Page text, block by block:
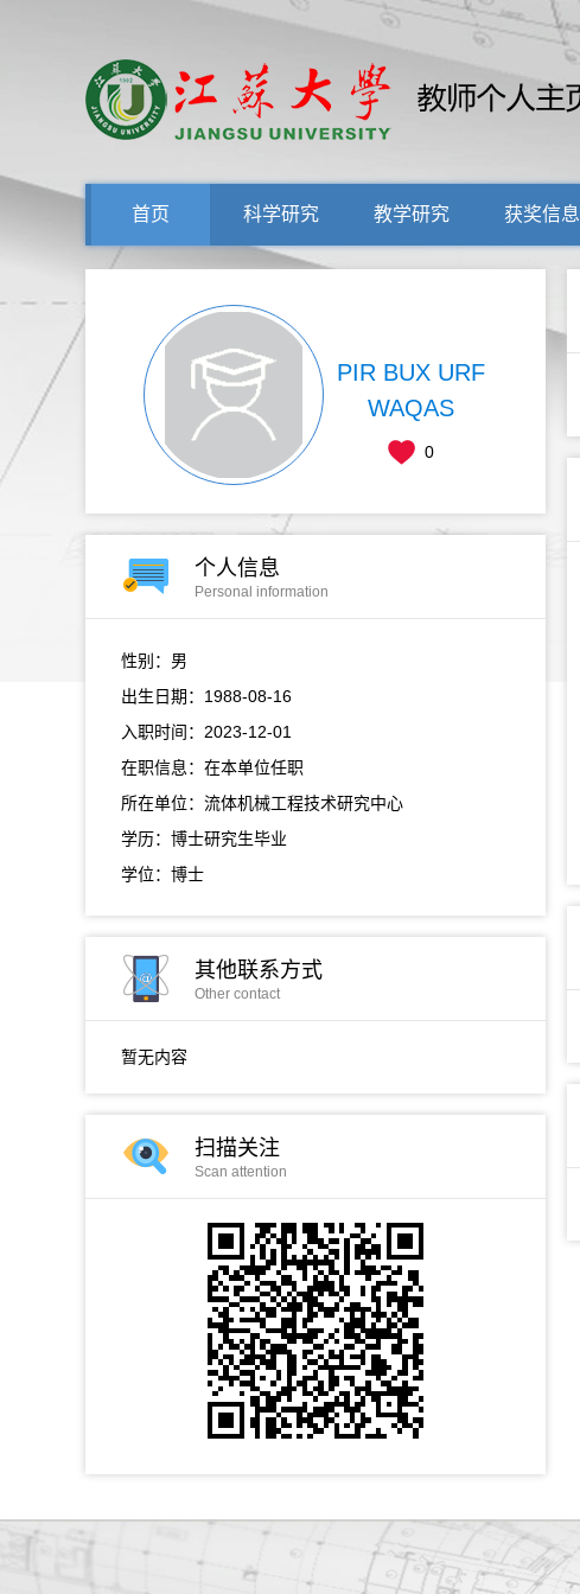
首页 科学研究 教学研究 获奖信息
PIR BUX URF
WAQAS
0
个人信息
Personal information
性别：男
出生日期：1988-08-16
入职时间：2023-12-01
在职信息：在本单位任职
所在单位：流体机械工程技术研究中心
学历：博士研究生毕业
学位：博士
其他联系方式
Other contact
暂无内容
扫描关注
Scan attention